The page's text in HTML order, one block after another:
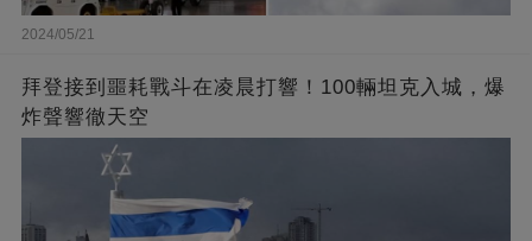
2024/05/21
拜登接到噩耗戰斗在凌晨打響！100輛坦克入城，爆
炸聲響徹天空